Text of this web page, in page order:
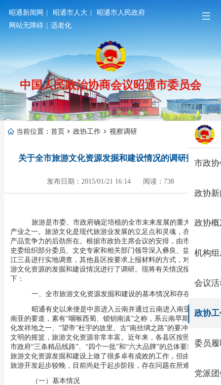
昭通新闻网 | 昭通市人大 |
昭通市人民政府
网站无障碍 | 适老化
中国人民政治协商会议昭通市委员会
市政
政协新
政协概
机构组
会议活
政协工
委员履
党派
当前位置： 首页 政协工作 视察调研
关于全市旅游文化资源发掘和建设情况的调研报告
发布日期：2015/01/21 16:14 阅读：738
旅游是市委、市政府确定培植的全市未来发展的重大支柱
产业之一。旅游文化是现代旅游业发展的立足点和灵魂，亦是旅游
产品竞争力的后劲所在。根据市政协主席会议的安排，由市政协文
史委组织部分委员、文史专家和相关部门领导深入彝良、盐津和绥
江三县进行实地调查，其他县区按要求上报材料的方式，对全市旅
游文化资源的发掘和建设情况进行了调研。现将有关情况报告如
下：
一、全市旅游文化资源发掘和建设的基本情况和存在问题
昭通有史以来便是中原进入云南并通过云南进入南亚、东
南亚的要道，素有“咽喉西蜀、锁钥南滇”之称， 系云南早期三大文
化发祥地之一、“望帝”杜宇的故里、古“南丝绸之路”的要冲和人类
文明的摇篮，旅游文化资源非常丰富。近年来，各县区按照市委、
市政府“三条精品线路”、“四个一批”和“六大品牌”的总体要求，在
旅游文化资源发掘和建设上做了很多卓有成效的工作，但由于昭通
旅游开发起步较晚，目前尚处于起步阶段，存在问题在所难免。
（一）基本情况